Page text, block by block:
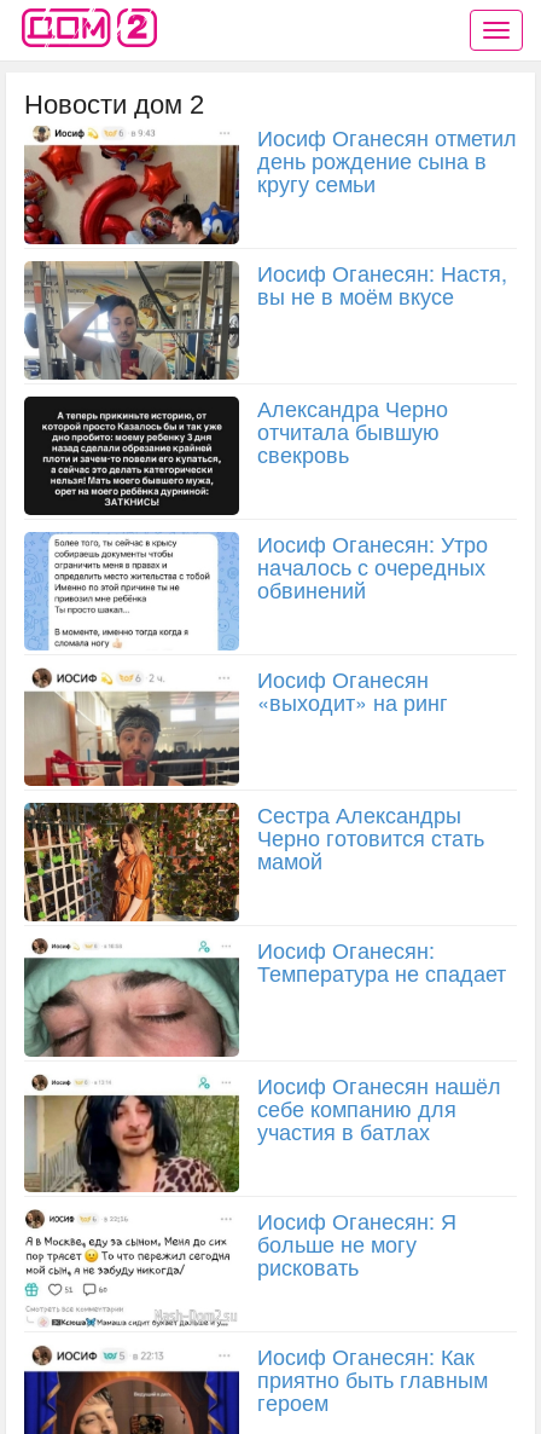
Новости дом 2
Иосиф Оганесян отметил
день рождение сына в
кругу семьи
Иосиф Оганесян: Настя,
вы не в моём вкусе
Александра Черно
отчитала бывшую
свекровь
Иосиф Оганесян: Утро
началось с очередных
обвинений
Иосиф Оганесян
«выходит» на ринг
Сестра Александры
Черно готовится стать
мамой
Иосиф Оганесян:
Температура не спадает
Иосиф Оганесян нашёл
себе компанию для
участия в батлах
Иосиф Оганесян: Я
больше не могу
рисковать
Иосиф Оганесян: Как
приятно быть главным
героем